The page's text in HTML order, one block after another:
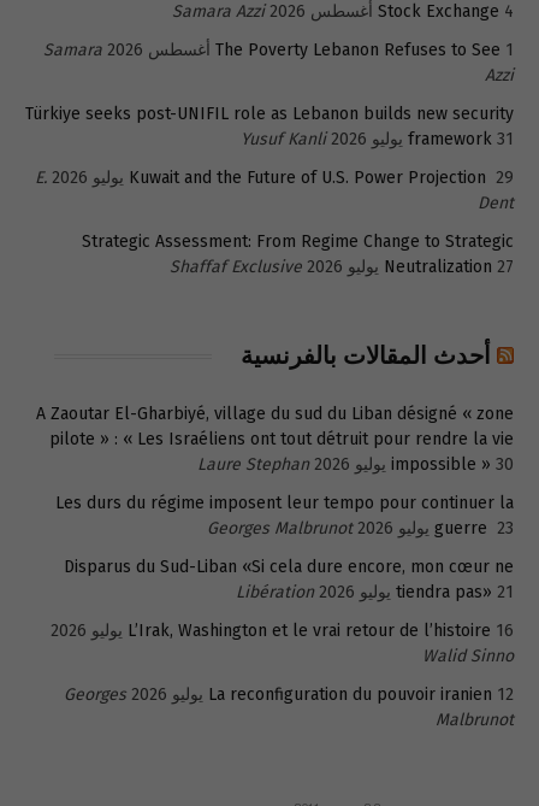
Stock Exchange 4 أغسطس 2026
Samara Azzi
The Poverty Lebanon Refuses to See 1 أغسطس 2026
Samara
Azzi
Türkiye seeks post-UNIFIL role as Lebanon builds new security
framework 31 يوليو 2026
Yusuf Kanli
Kuwait and the Future of U.S. Power Projection 29 يوليو 2026
E.
Dent
Strategic Assessment: From Regime Change to Strategic
Neutralization 27 يوليو 2026 Shaffaf Exclusive
أحدث المقالات بالفرنسية
A Zaoutar El-Gharbiyé, village du sud du Liban désigné « zone
pilote » : « Les Israéliens ont tout détruit pour rendre la vie
impossible » 30 يوليو 2026
Laure Stephan
Les durs du régime imposent leur tempo pour continuer la
guerre 23 يوليو 2026
Georges Malbrunot
Disparus du Sud-Liban «Si cela dure encore, mon cœur ne
tiendra pas» 21 يوليو 2026
Libération
L’Irak, Washington et le vrai retour de l’histoire 16 يوليو 2026
Walid Sinno
La reconfiguration du pouvoir iranien 12 يوليو 2026
Georges
Malbrunot